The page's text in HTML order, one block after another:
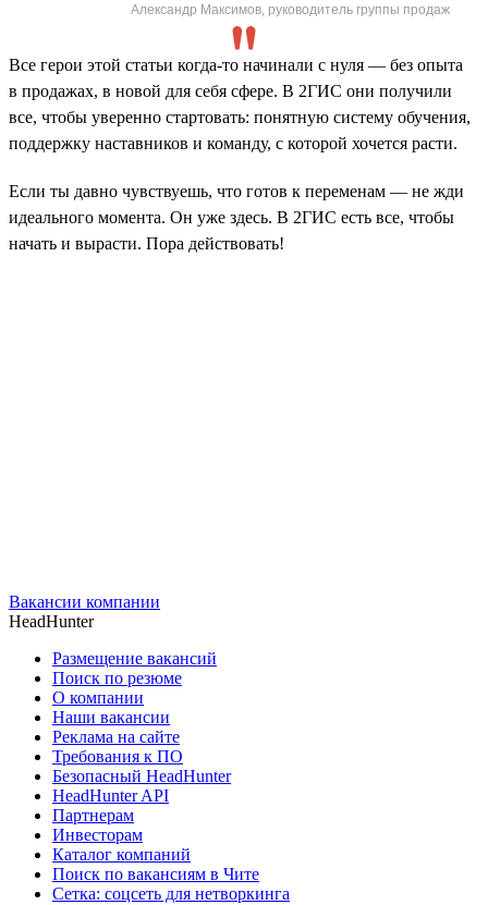
Александр Максимов, руководитель группы продаж
Все герои этой статьи когда-то начинали с нуля — без опыта
в продажах, в новой для себя сфере. В 2ГИС они получили
все, чтобы уверенно стартовать: понятную систему обучения,
поддержку наставников и команду, с которой хочется расти.
Если ты давно чувствуешь, что готов к переменам — не жди
идеального момента. Он уже здесь. В 2ГИС есть все, чтобы
начать и вырасти. Пора действовать!
Вакансии компании
HeadHunter
Размещение вакансий
Поиск по резюме
О компании
Наши вакансии
Реклама на сайте
Требования к ПО
Безопасный HeadHunter
HeadHunter API
Партнерам
Инвесторам
Каталог компаний
Поиск по вакансиям в Чите
Сетка: соцсеть для нетворкинга